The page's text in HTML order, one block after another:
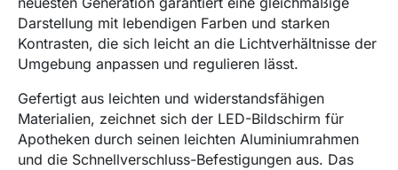
Darstellung mit lebendigen Farben und starken
Kontrasten, die sich leicht an die Lichtverhältnisse der
Umgebung anpassen und regulieren lässt.
Gefertigt aus leichten und widerstandsfähigen
Materialien, zeichnet sich der LED-Bildschirm für
Apotheken durch seinen leichten Aluminiumrahmen
und die Schnellverschluss-Befestigungen aus. Das